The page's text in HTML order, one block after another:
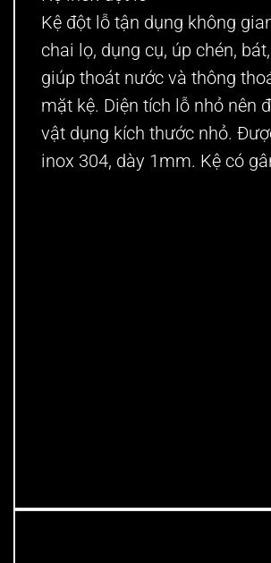
Kệ đột lỗ tận dụng không
chai lọ, dụng cụ, úp chén,
giúp thoát nước và thông
mặt kệ. Diện tích lỗ nhỏ nên
vật dụng kích thước nhỏ.
inox 304, dày 1mm. Kệ có